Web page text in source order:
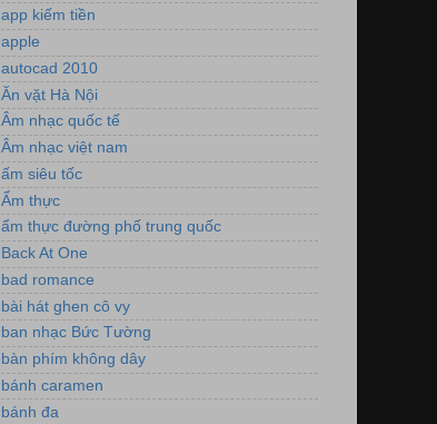
app kiếm tiền
apple
autocad 2010
Ăn vặt Hà Nội
Âm nhạc quốc tế
Âm nhạc việt nam
ấm siêu tốc
Ẩm thực
ẩm thực đường phố trung quốc
Back At One
bad romance
bài hát ghen cô vy
ban nhạc Bức Tường
bàn phím không dây
bánh caramen
bánh đa